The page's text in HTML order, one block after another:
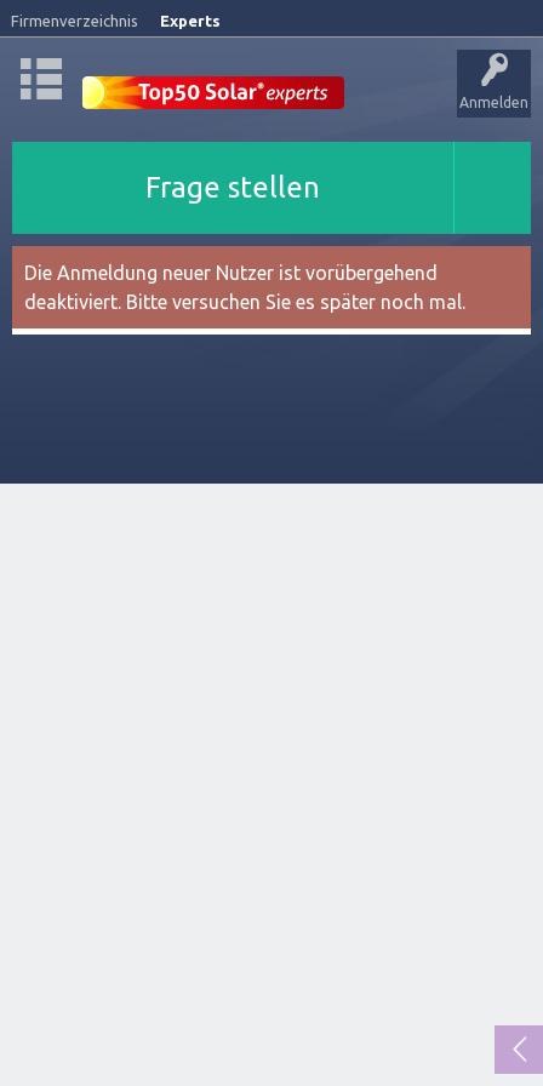
Firmenverzeichnis Experts
Anmelden
Frage stellen
Die Anmeldung neuer Nutzer ist vorübergehend
deaktiviert. Bitte versuchen Sie es später noch mal.